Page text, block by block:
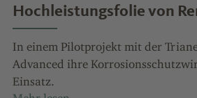
Hochleistungsfolie von
In einem Pilotprojekt mit der
Advanced ihre
Einsatz.